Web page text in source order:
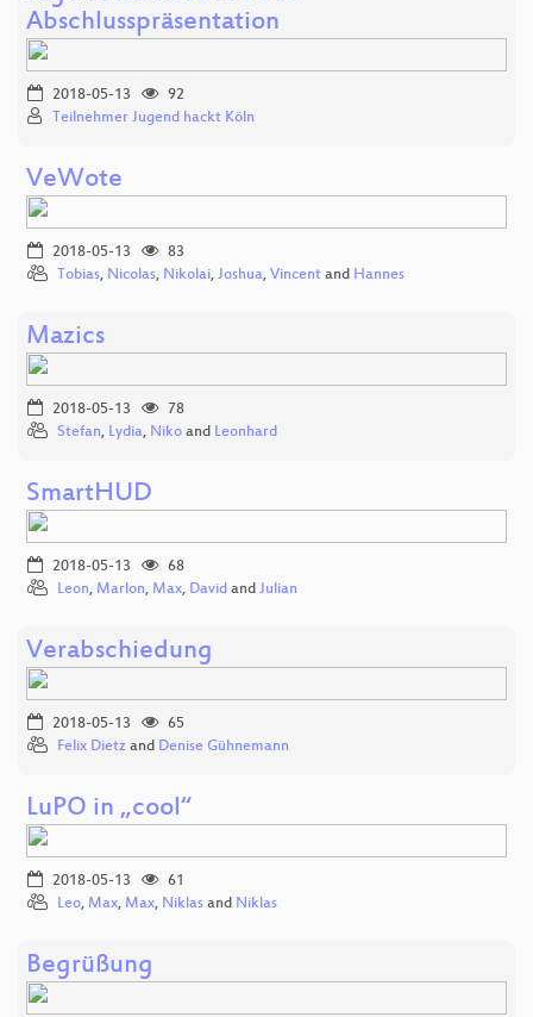
Abschlusspräsentation
2018-05-13
92
Teilnehmer Jugend hackt Köln
VeWote
2018-05-13
83
Tobias, Nicolas, Nikolai, Joshua, Vincent and Hannes
Mazics
2018-05-13
78
Stefan, Lydia, Niko and Leonhard
SmartHUD
2018-05-13
68
Leon, Marlon, Max, David and Julian
Verabschiedung
2018-05-13
65
Felix Dietz and Denise Gühnemann
LuPO in „cool“
2018-05-13
61
Leo, Max, Max, Niklas and Niklas
Begrüßung